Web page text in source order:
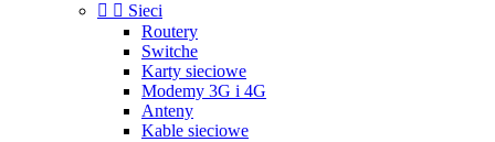
  Sieci
Routery
Switche
Karty sieciowe
Modemy 3G i 4G
Anteny
Kable sieciowe